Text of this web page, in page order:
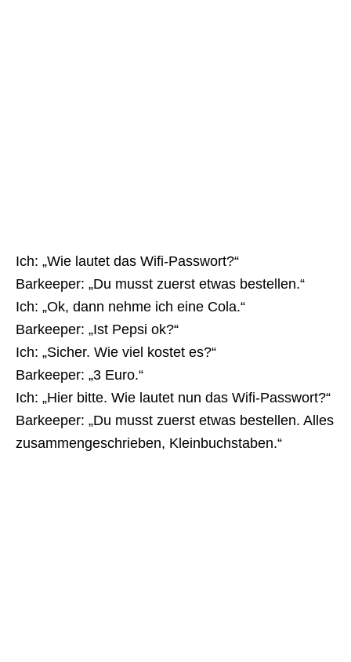
Ich: „Wie lautet das Wifi-Passwort?“
Barkeeper: „Du musst zuerst etwas bestellen.“
Ich: „Ok, dann nehme ich eine Cola.“
Barkeeper: „Ist Pepsi ok?“
Ich: „Sicher. Wie viel kostet es?“
Barkeeper: „3 Euro.“
Ich: „Hier bitte. Wie lautet nun das Wifi-Passwort?“
Barkeeper: „Du musst zuerst etwas bestellen. Alles
zusammengeschrieben, Kleinbuchstaben.“